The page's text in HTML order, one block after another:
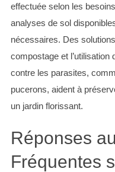
effectuée selon les
analyses de sol
nécessaires. Des
compostage et l’utilisation
contre les parasites,
pucerons, aident à
un jardin florissant.
Réponses
Fréquentes